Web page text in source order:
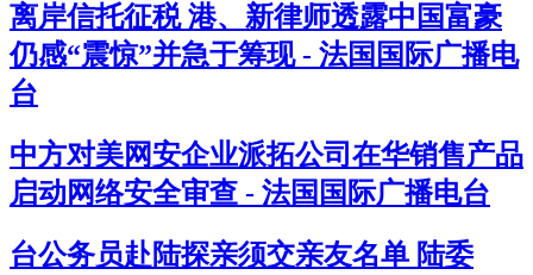
离岸信托征税 港、新律师透露中国富豪
仍感“震惊”并急于筹现 - 法国国际广播电
台
中方对美网安企业派拓公司在华销售产品
启动网络安全审查 - 法国国际广播电台
台公务员赴陆探亲须交亲友名单 陆委